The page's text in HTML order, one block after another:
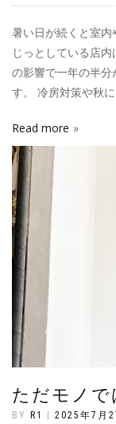
暑い日が続くと室
じっとしている店
の影響で一年の半
す。 冷房対策や秋
Read more
ただモノで
BY R1 2025年7月